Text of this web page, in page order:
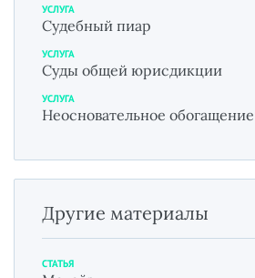
УСЛУГА
Судебный пиар
УСЛУГА
Суды общей юрисдикции
УСЛУГА
Неосновательное обогащение
Другие материалы
СТАТЬЯ